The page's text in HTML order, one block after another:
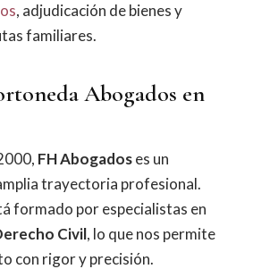
, adjudicación de bienes y
familiares.
Abogados en
FH Abogadoses un
trayectoria profesional.
formado por especialistas en
Civil, lo que nos permite
con rigor y precisión.